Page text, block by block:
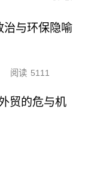
治与环保隐喻
阅读 5111
贸的危与机